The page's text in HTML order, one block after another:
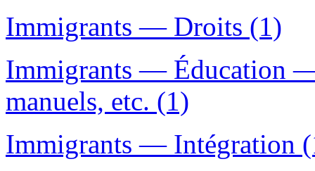
Immigrants — Droits (1)
Immigrants — Éducation
manuels, etc. (1)
Immigrants — Intégration